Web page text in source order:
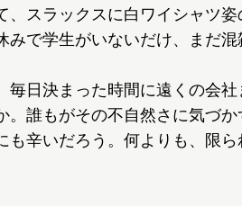
、スラックスに白ワイシャツ
みで学生がいないだけ、まだ混
日決まった時間に遠くの会
。誰もがその不自然さに気づ
も辛いだろう。何よりも、限